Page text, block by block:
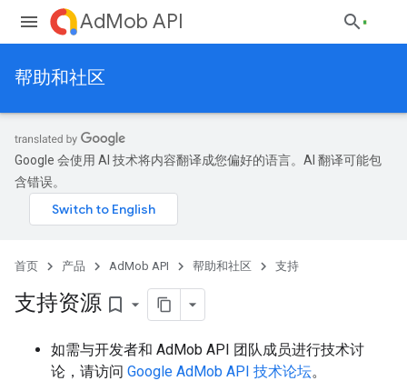
AdMob API
帮助和社区
Google 会使用 AI 技术将内容翻译成您偏好的语言。AI 翻译可能包
含错误。
首页 产品 AdMob API 帮助和社区 支持
支持资源 bookmark_border
如需与开发者和 AdMob API 团队成员进行技术讨
论，请访问 Google AdMob API 技术论坛。